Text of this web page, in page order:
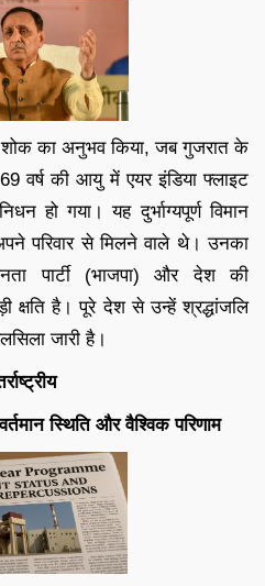
का अनुभव किया, जब गुजरात के
वर्ष की आयु में एयर इंडिया फ्लाइट
हो गया। यह दुर्भाग्यपूर्ण विमान
परिवार से मिलने वाले थे। उनका
पार्टी (भाजपा) और देश की
क्षति है। पूरे देश से उन्हें श्रद्धांजलि
जारी है।
स्थिति और वैश्विक परिणाम